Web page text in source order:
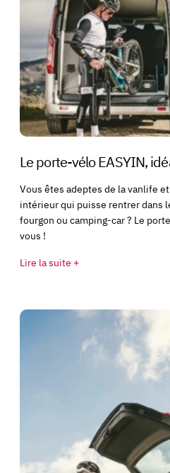
Le porte-vélo EASYIN,
Vous êtes adeptes de la vanlife
intérieur qui puisse rentrer dans
fourgon ou camping-car ? Le
vous !
Lire la suite +